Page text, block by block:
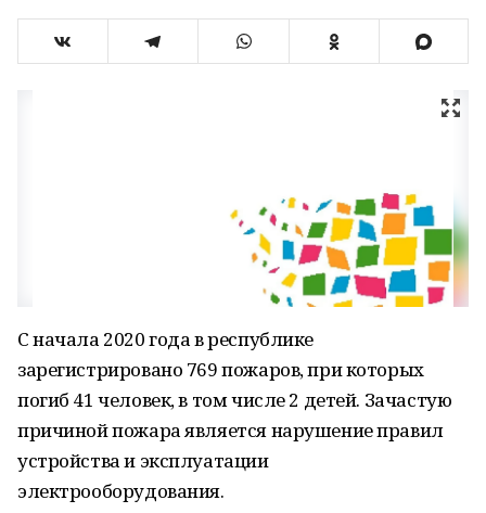
С начала 2020 года в республике
зарегистрировано 769 пожаров, при которых
погиб 41 человек, в том числе 2 детей. Зачастую
причиной пожара является нарушение правил
устройства и эксплуатации
электрооборудования.